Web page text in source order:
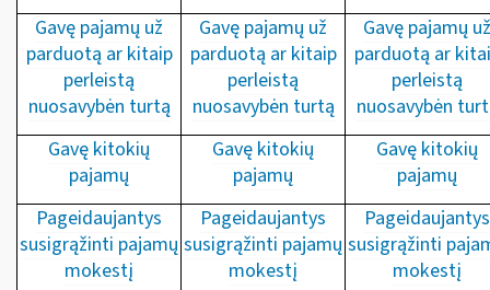
Gavę pajamų už
parduotą ar kitaip
perleistą
nuosavybėn turtą
Gavę pajamų už
parduotą ar kitaip
perleistą
nuosavybėn turtą
Gavę pajamų už
parduotą ar
perleistą
nuosavybėn
Gavę kitokių
pajamų
Gavę kitokių
pajamų
Gavę kitokių
pajamų
Pageidaujantys
susigrąžinti pajamų
mokestį
Pageidaujantys
susigrąžinti pajamų
mokestį
Pageidaujantys
susigrąžinti
mokestį